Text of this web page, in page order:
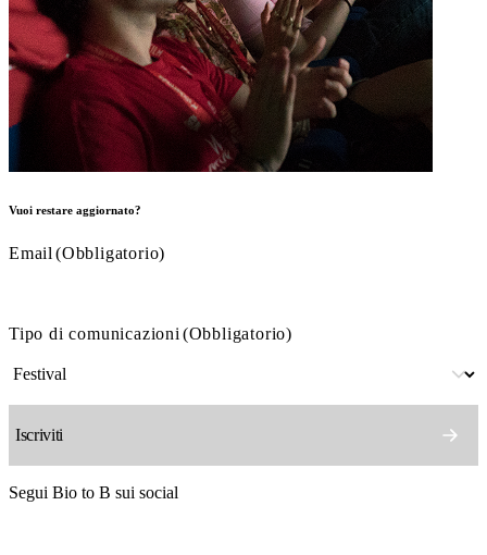
Vuoi restare aggiornato?
Email (Obbligatorio)
Tipo di comunicazioni (Obbligatorio)
Segui Bio to B sui social